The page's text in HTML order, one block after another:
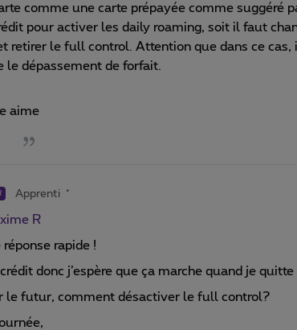
comme une carte prépayée comme suggéré
pour activer les daily roaming, soit il faut
retirer le full control. Attention que dans ce cas,
le dépassement de forfait.
aime
Apprenti
R
réponse rapide !
donc j’espère que ça marche quand je quitte
le futur, comment désactiver le full control?